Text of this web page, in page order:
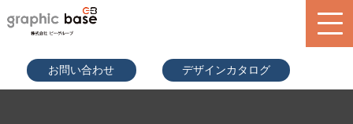
お問い合わせ デザインカタログ